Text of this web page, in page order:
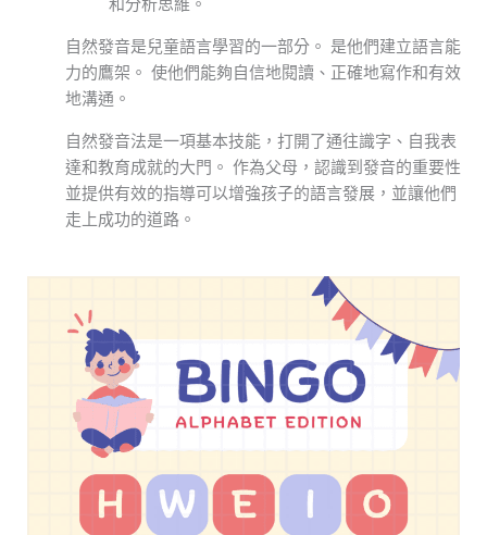
和分析思維。
自然發音是兒童語言學習的一部分。 是他們建立語言能
力的鷹架。 使他們能夠自信地閱讀、正確地寫作和有效
地溝通。
自然發音法是一項基本技能，打開了通往識字、自我表
達和教育成就的大門。 作為父母，認識到發音的重要性
並提供有效的指導可以增強孩子的語言發展，並讓他們
走上成功的道路。